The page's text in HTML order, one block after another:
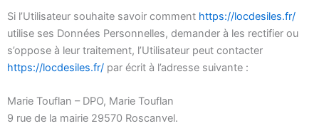
Si l’Utilisateur souhaite savoir comment https://locdesiles.fr/
utilise ses Données Personnelles, demander à les rectifier ou
s’oppose à leur traitement, l’Utilisateur peut contacter
https://locdesiles.fr/ par écrit à l’adresse suivante :
Marie Touflan – DPO, Marie Touflan
9 rue de la mairie 29570 Roscanvel.